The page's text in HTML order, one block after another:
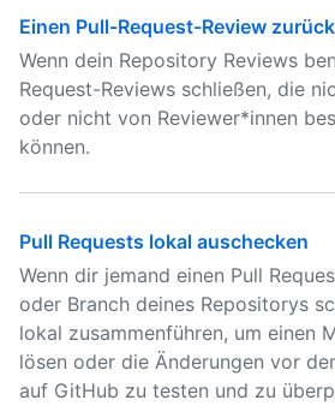
Einen Pull-Request-Review
Wenn dein Repository Reviews
Request-Reviews schließen, die
oder nicht von Reviewer*innen
können.
Pull Requests lokal auschecken
Wenn dir jemand einen Pull
oder Branch deines Repositorys
lokal zusammenführen, um einen
lösen oder die Änderungen vor
auf GitHub zu testen und zu